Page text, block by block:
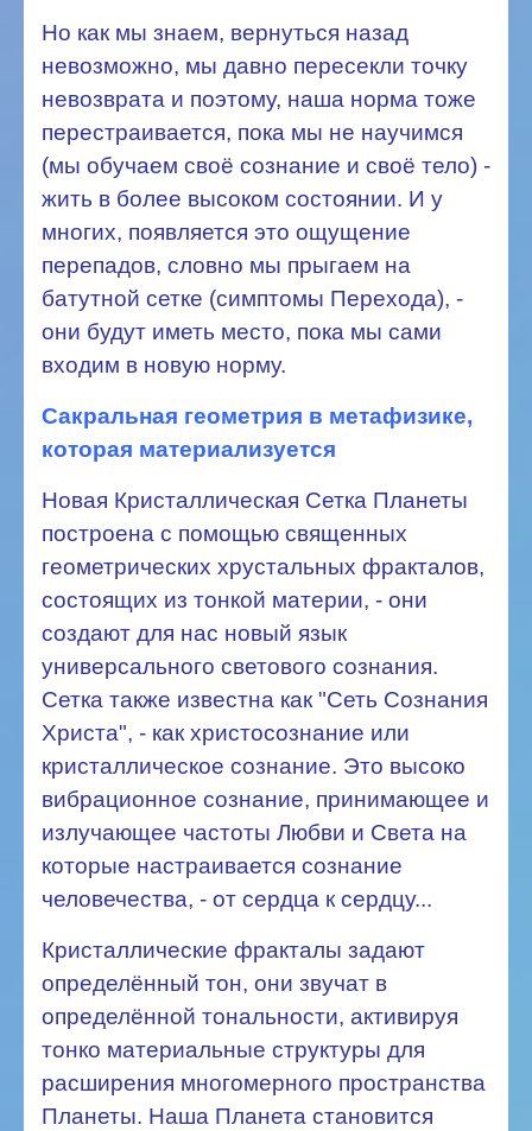
Но как мы знаем, вернуться назад
невозможно, мы давно пересекли точку
невозврата и поэтому, наша норма тоже
перестраивается, пока мы не научимся
(мы обучаем своё сознание и своё тело) -
жить в более высоком состоянии. И у
многих, появляется это ощущение
перепадов, словно мы прыгаем на
батутной сетке (симптомы Перехода), -
они будут иметь место, пока мы сами
входим в новую норму.
Сакральная геометрия в метафизике,
которая материализуется
Новая Кристаллическая Сетка Планеты
построена с помощью священных
геометрических хрустальных фракталов,
состоящих из тонкой материи, - они
создают для нас новый язык
универсального светового сознания.
Сетка также известна как "Сеть Сознания
Христа", - как христосознание или
кристаллическое сознание. Это высоко
вибрационное сознание, принимающее и
излучающее частоты Любви и Света на
которые настраивается сознание
человечества, - от сердца к сердцу...
Кристаллические фракталы задают
определённый тон, они звучат в
определённой тональности, активируя
тонко материальные структуры для
расширения многомерного пространства
Планеты. Наша Планета становится